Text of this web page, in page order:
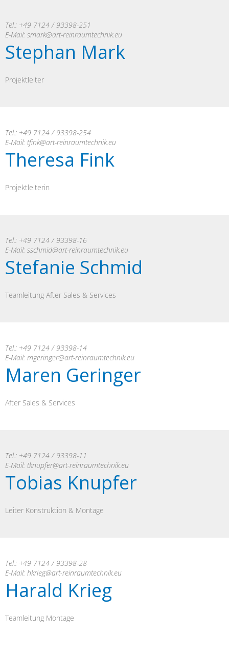
Tel.: +49 7124 / 93398-251
E-Mail: smark@art-reinraumtechnik.eu
Stephan Mark
Projektleiter
Tel.: +49 7124 / 93398-254
E-Mail: tfink@art-reinraumtechnik.eu
Theresa Fink
Projektleiterin
Tel.: +49 7124 / 93398-16
E-Mail: sschmid@art-reinraumtechnik.eu
Stefanie Schmid
Teamleitung After Sales & Services
Tel.: +49 7124 / 93398-14
E-Mail: mgeringer@art-reinraumtechnik.eu
Maren Geringer
After Sales & Services
Tel.: +49 7124 / 93398-11
E-Mail: tknupfer@art-reinraumtechnik.eu
Tobias Knupfer
Leiter Konstruktion & Montage
Tel.: +49 7124 / 93398-28
E-Mail: hkrieg@art-reinraumtechnik.eu
Harald Krieg
Teamleitung Montage